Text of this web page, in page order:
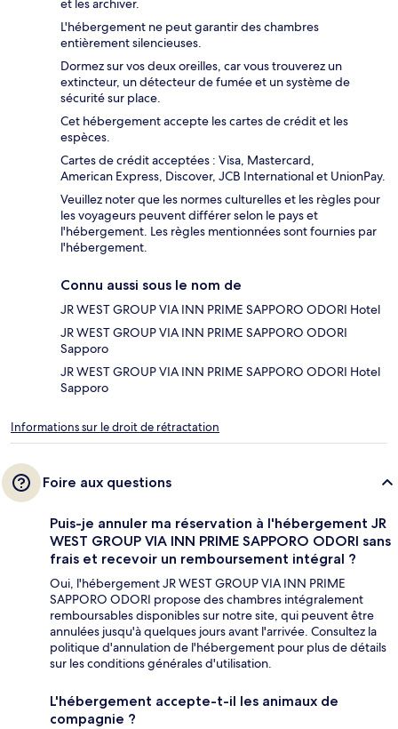
et les archiver.
L'hébergement ne peut garantir des chambres
entièrement silencieuses.
Dormez sur vos deux oreilles, car vous trouverez un
extincteur, un détecteur de fumée et un système de
sécurité sur place.
Cet hébergement accepte les cartes de crédit et les
espèces.
Cartes de crédit acceptées : Visa, Mastercard,
American Express, Discover, JCB International et UnionPay.
Veuillez noter que les normes culturelles et les règles pour
les voyageurs peuvent différer selon le pays et
l'hébergement. Les règles mentionnées sont fournies par
l'hébergement.
Connu aussi sous le nom de
JR WEST GROUP VIA INN PRIME SAPPORO ODORI Hotel
JR WEST GROUP VIA INN PRIME SAPPORO ODORI
Sapporo
JR WEST GROUP VIA INN PRIME SAPPORO ODORI Hotel
Sapporo
Informations sur le droit de rétractation
Foire aux questions
Puis-je annuler ma réservation à l'hébergement JR
WEST GROUP VIA INN PRIME SAPPORO ODORI sans
frais et recevoir un remboursement intégral ?
Oui, l'hébergement JR WEST GROUP VIA INN PRIME
SAPPORO ODORI propose des chambres intégralement
remboursables disponibles sur notre site, qui peuvent être
annulées jusqu'à quelques jours avant l'arrivée. Consultez la
politique d'annulation de l'hébergement pour plus de détails
sur les conditions générales d'utilisation.
L'hébergement accepte-t-il les animaux de
compagnie ?